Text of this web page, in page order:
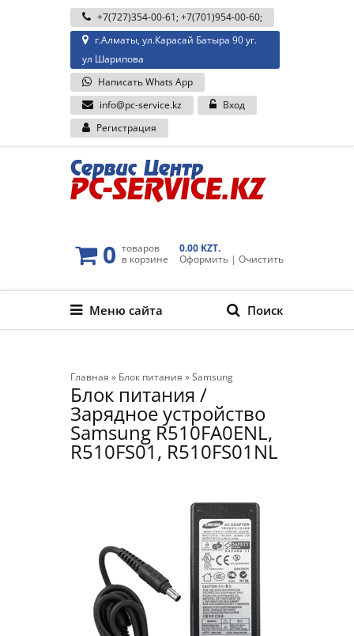
+7(727)354-00-61;+7(701)954-00-60;
г.Алматы, ул.Карасай Батыра 90 уг.
ул Шарипова
Написать Whats App
info@pc-service.kz
Вход
Регистрация
0 товаров
в корзине
0.00 KZT.
Оформить | Очистить
Меню сайта Поиск
Главная » Блок питания »Samsung
Блок питания /
Зарядное устройство
Samsung R510FA0ENL,
R510FS01, R510FS01NL